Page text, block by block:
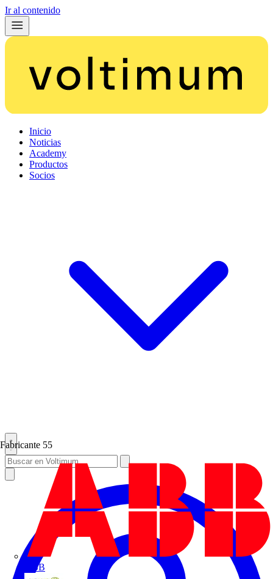
Ir al contenido
Inicio
Noticias
Academy
Productos
Socios
Fabricante 55
ABB